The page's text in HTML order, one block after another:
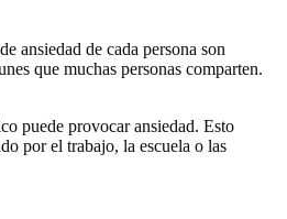
ansiedad de cada persona son
que muchas personas comparten.
puede provocar ansiedad. Esto
por el trabajo, la escuela o las